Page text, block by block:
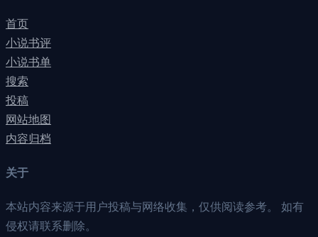
首页
小说书评
小说书单
搜索
投稿
网站地图
内容归档
关于
本站内容来源于用户投稿与网络收集，仅供阅读参考。 如有
侵权请联系删除。